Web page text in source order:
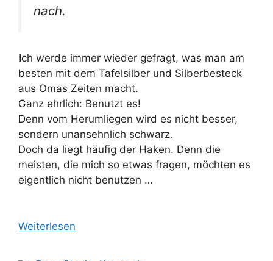
nach.
Ich werde immer wieder gefragt, was man am
besten mit dem Tafelsilber und Silberbesteck
aus Omas Zeiten macht.
Ganz ehrlich: Benutzt es!
Denn vom Herumliegen wird es nicht besser,
sondern unansehnlich schwarz.
Doch da liegt häufig der Haken. Denn die
meisten, die mich so etwas fragen, möchten es
eigentlich nicht benutzen …
Weiterlesen